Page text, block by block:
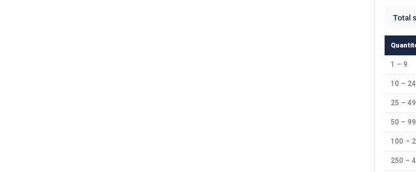
Total
1 – 9
10 – 24
25 – 49
50 – 99
100 –
250 –